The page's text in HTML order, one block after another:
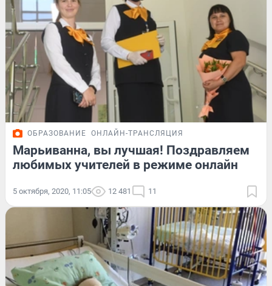
ОБРАЗОВАНИЕ ОНЛАЙН-ТРАНСЛЯЦИЯ
Марьиванна, вы лучшая! Поздравляем
любимых учителей в режиме онлайн
5 октября, 2020, 11:05 12 481 11